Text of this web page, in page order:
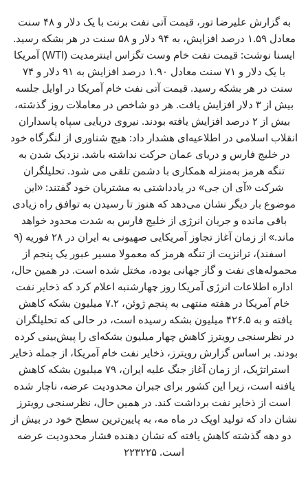
به گزارش علیرضا تور، قیمت آتی نفت برنت با یک دلار و ۴۸ سنت
معادل ۱.۵۹ درصد افزایش، به ۹۴ دلار و ۵۸ سنت در هر بشکه رسید.
ایسنا نوشت: قیمت نفت خام وست تگزاس اینترمدیت (WTI) آمریکا
با یک دلار و ۷۱ سنت معادل ۱.۹۰ درصد افزایش به ۹۱ دلار و ۷۴
سنت در هر بشکه رسید. قیمت آتی نفت خام آمریکا در اوایل جلسه
بیش از ۳ دلار افزایش یافت. هر دو شاخص در معاملات روز گذشته،
بیش از ۲ درصد افزایش یافته بودند. نیروی دریایی سپاه پاسداران
انقلاب اسلامی در اطلاعیه‌ای هشدار داد: هیچ شناوری از لنگرگاه خود
در خلیج فارس و دریای عمان حرکت نداشته باشد. نزدیک شدن به
تنگه هرمز به‌منزله همکاری با دشمن تلقی می شود. تحلیلگران
شرکت «آی ان جی» در یادداشتی به مشتریان خود گفتند: «این
موضوع بار دیگر نشان می‌دهد که هنوز تا رسیدن به توافق راه زیادی
باقی مانده و جریان انرژی از خلیج فارس به شدت محدود خواهد
ماند.» از زمان آغاز تجاوز آمریکایی صهیونی به ایران در ۲۸ فوریه (۹
اسفند)، ترانزیت از تنگه هرمز که معمولا مسیر عبور یک پنجم از
محموله‌های نفت و گاز جهانی بوده، مختل شده است. در همین حال،
اداره اطلاعات انرژی آمریکا روز چهارشنبه اعلام کرد که ذخایر نفت
خام آمریکا در هفته منتهی به پنجم ژوئن، ۷.۲ میلیون بشکه کاهش
یافته و به ۴۲۶.۵ میلیون بشکه رسیده است، در حالی که تحلیلگران
در نظرسنجی رویترز کاهش چهار میلیون بشکه‌ای را پیش‌بینی کرده
بودند. بر اساس گزارش رویترز، ذخایر نفت خام آمریکا، از جمله ذخایر
استراتژیک، از زمان آغاز جنگ علیه ایران، ۷۹ میلیون بشکه کاهش
یافته است، زیرا این کشور برای جبران محدودیت عرضه، ناچار شده
است از ذخایر نفت برداشت کند. در همین حال، نظرسنجی رویترز
نشان داد که تولید اوپک در ماه مه، به پایین‌ترین سطح خود در بیش از
دو دهه گذشته کاهش یافته که نشان دهنده فشار محدودیت عرضه
است. ۲۲۳۲۲۵